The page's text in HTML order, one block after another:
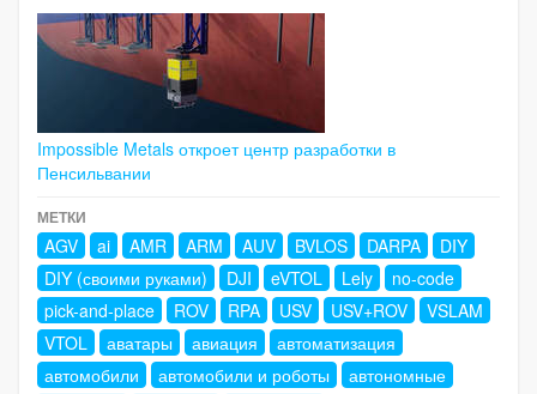
Impossible Metals откроет центр разработки в
Пенсильвании
МЕТКИ
AGV ai AMR ARM AUV BVLOS DARPA
DIY
DIY (своими руками)
DJI eVTOL Lely
no-code
pick-and-place
ROV RPA USV USV+ROV
VSLAM
VTOL
аватары авиация
автоматизация
автомобили
автомобили и роботы
автономные